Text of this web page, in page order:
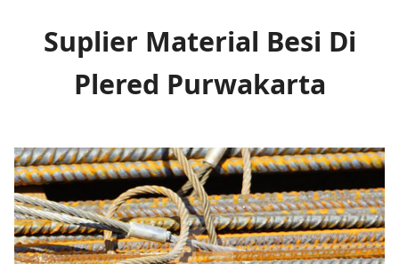
Suplier Material Besi Di
Plered Purwakarta